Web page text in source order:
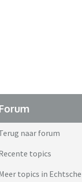
naar forum
topics
topics in